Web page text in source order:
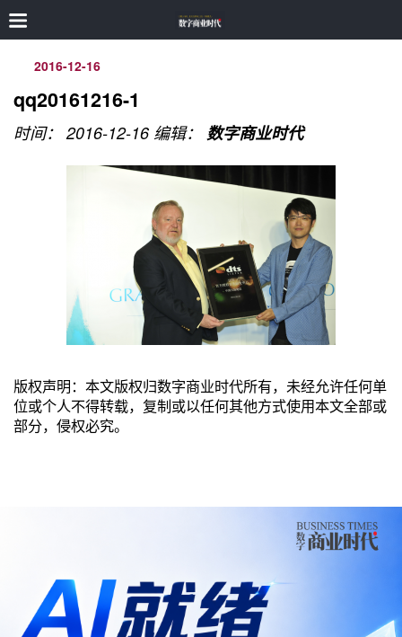
2016-12-16
qq20161216-1
时间： 2016-12-16 编辑： 数字商业时代
版权声明：本文版权归数字商业时代所有，未经允许任何单
位或个人不得转载，复制或以任何其他方式使用本文全部或
部分，侵权必究。